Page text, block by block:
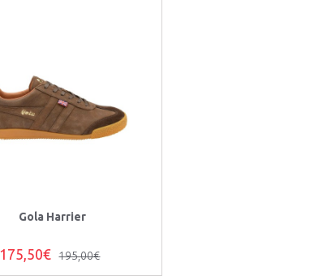
Gola Harrier
175,50€ 195,00€